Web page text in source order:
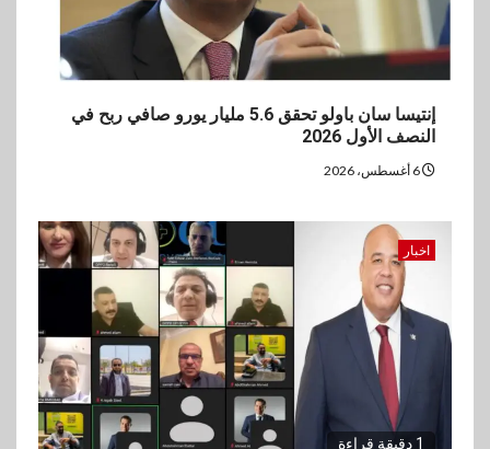
إنتيسا سان باولو تحقق 5.6 مليار يورو صافي ربح في
النصف الأول 2026
اخبار
1 دقيقة قراءة